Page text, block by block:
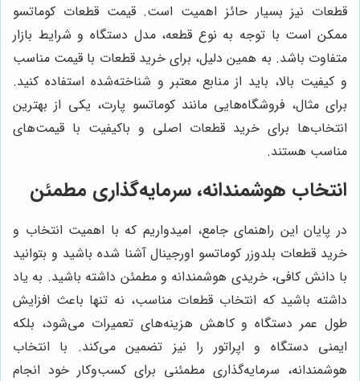
قطعات نیز بسیار حائز اهمیت است. قیمت قطعات کوماتسو
ممکن است با توجه به نوع قطعه، مدل دستگاه و شرایط بازار
متفاوت باشد. به همین دلیل، برای خرید قطعات با قیمت مناسب
و کیفیت بالا، باید از منابع معتبر و شناخته‌شده استفاده کنید.
برای مثال، فروشگاه‌هایی مانند کوماتسو پارت، یکی از بهترین
انتخاب‌ها برای خرید قطعات اصلی و باکیفیت با قیمت‌های
مناسب هستند.
انتخاب هوشمندانه، سرمایه‌گذاری مطمئن
در پایان این راهنمای جامع، امیدواریم که با اهمیت انتخاب و
خرید قطعات بلدوزر کوماتسو اورجینال آشنا شده باشید و بتوانید
با دانش کافی، خریدی هوشمندانه و مطمئن داشته باشید. به یاد
داشته باشید که انتخاب قطعات مناسب، نه تنها باعث افزایش
طول عمر دستگاه و کاهش هزینه‌های تعمیرات می‌شود، بلکه
ایمنی دستگاه و اپراتور را نیز تضمین می‌کند. با انتخاب
هوشمندانه، سرمایه‌گذاری مطمئنی برای کسب‌وکار خود انجام